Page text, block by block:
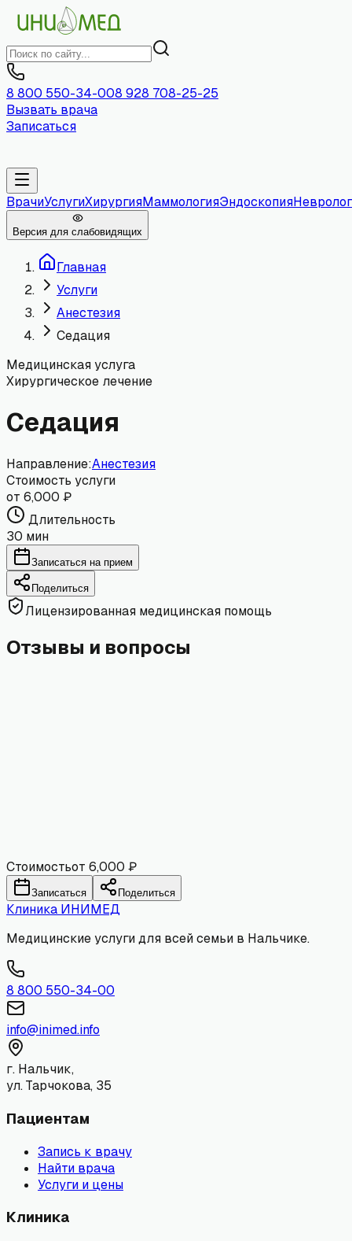
8 800 550-34-008 928 708-25-25
Вызвать врача
Записаться
ВрачиУслугиХирургияМаммологияЭндоскопия
Версия для слабовидящих
Главная
Услуги
Анестезия
Седация
Медицинская услуга
Хирургическое лечение
Седация
Направление:Анестезия
Стоимость услуги
от 6,000 ₽
Длительность
30 мин
Записаться на прием
Поделиться
Лицензированная медицинская помощь
Отзывы и вопросы
Стоимостьот 6,000 ₽
Записаться Поделиться
Клиника ИНИМЕД
Медицинские услуги для всей семьи в Нальчике.
8 800 550-34-00
info@inimed.info
г. Нальчик,
ул. Тарчокова, 35
Пациентам
Запись к врачу
Найти врача
Услуги и цены
Клиника